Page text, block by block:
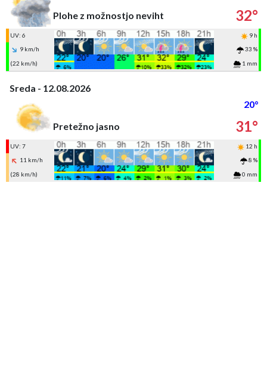
Plohe z možnostjo neviht 32°
UV: 6
9 h
9 km/h
33 %
(22 km/h)
1 mm
Sreda - 12.08.2026
20°
Pretežno jasno
31°
UV: 7
12 h
11 km/h
8 %
(28 km/h)
0 mm